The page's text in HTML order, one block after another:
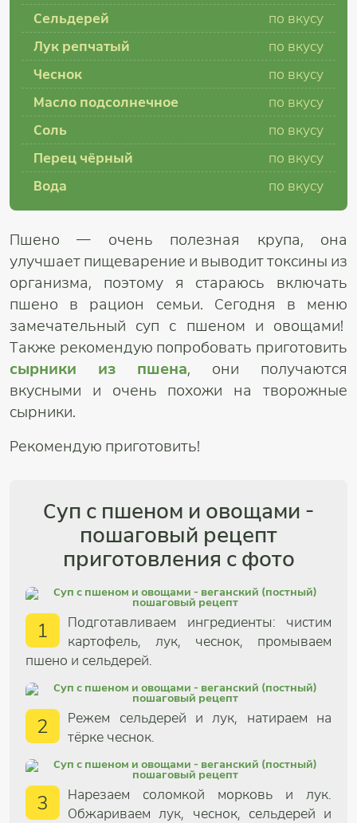
Сельдерей
по вкусу
Лук репчатый
по вкусу
Чеснок
по вкусу
Масло подсолнечное
по вкусу
Соль
по вкусу
Перец чёрный
по вкусу
Вода
по вкусу
Пшено — очень полезная крупа, она
улучшает пищеварение и выводит токсины из
организма, поэтому я стараюсь включать
пшено в рацион семьи. Сегодня в меню
замечательный суп с пшеном и овощами!
Также рекомендую попробовать приготовить
сырники из пшена, они получаются
вкусными и очень похожи на творожные
сырники.
Рекомендую приготовить!
Суп с пшеном и овощами -
пошаговый рецепт
приготовления с фото
1
Подготавливаем ингредиенты: чистим
картофель, лук, чеснок, промываем
пшено и сельдерей.
2
Режем сельдерей и лук, натираем на
тёрке чеснок.
3
Нарезаем соломкой морковь и лук.
Обжариваем лук, чеснок, сельдерей и